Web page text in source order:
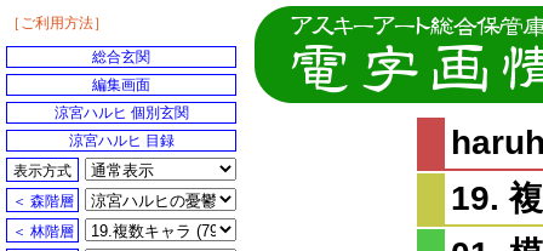
19.
［ご利用方法］
総合玄関
編集画面
涼宮ハルヒ 個別玄関
涼宮ハルヒ 目録
表示方式
＜ 森階層
＜ 林階層